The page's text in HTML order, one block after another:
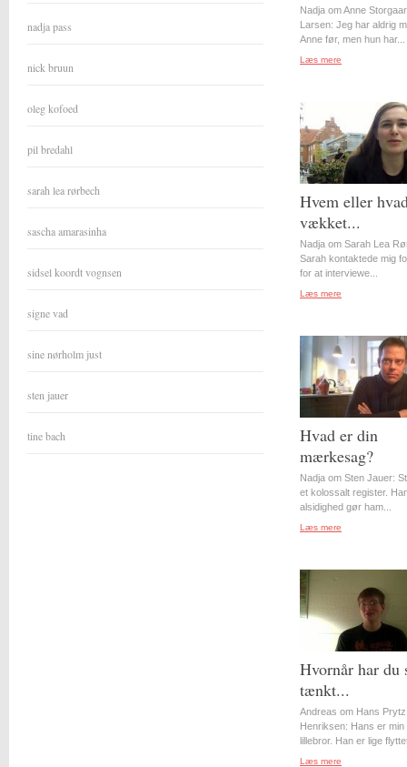
nadja pass
nick bruun
oleg kofoed
pil bredahl
sarah lea rørbech
sascha amarasinha
sidsel koordt vognsen
signe vad
sine nørholm just
sten jauer
tine bach
Nadja om Anne
Larsen: Jeg har aldrig
Anne før, men hun har...
Læs mere
Hvem eller
vækket...
Nadja om Sarah Lea
Sarah kontaktede mig
for at interviewe...
Læs mere
Hvad er din
mærkesag?
Nadja om Sten Jauer:
et kolossalt register.
alsidighed gør ham...
Læs mere
Hvornår har du
tænkt...
Andreas om Hans Prytz
Henriksen: Hans er min
lillebror. Han er lige
Læs mere